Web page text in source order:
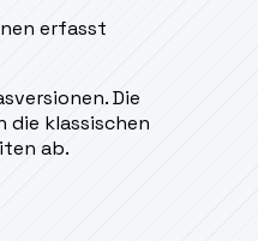
erfasst
Die
die klassischen
ab.